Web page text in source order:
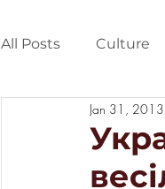
All Posts Culture
Ukrainian war
Jan 31, 2013